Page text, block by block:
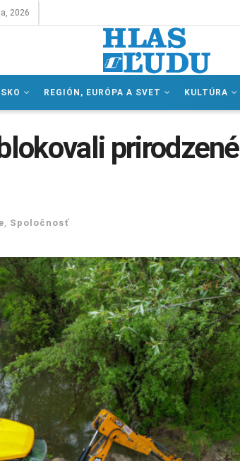
2026
REGIÓN, EURÓPA A SVET KULTÚRA
prirodzené
Spoločnosť